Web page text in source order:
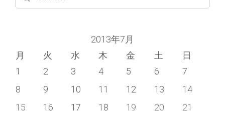
for:
2013年7月
月
火 水 木 金 土
日
1
2 3 4 5 6
7
8
9 10 11 12 13
14
15
16 17 18 19 20
21